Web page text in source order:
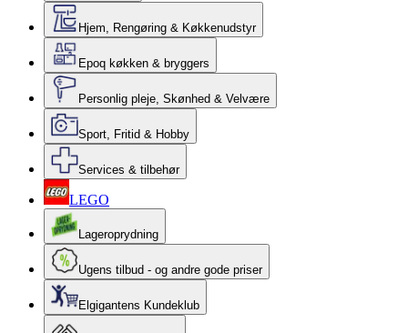
Hjem, Rengøring & Køkkenudstyr
Epoq køkken & bryggers
Personlig pleje, Skønhed & Velvære
Sport, Fritid & Hobby
Services & tilbehør
LEGO
Lageroprydning
Ugens tilbud - og andre gode priser
Elgigantens Kundeklub